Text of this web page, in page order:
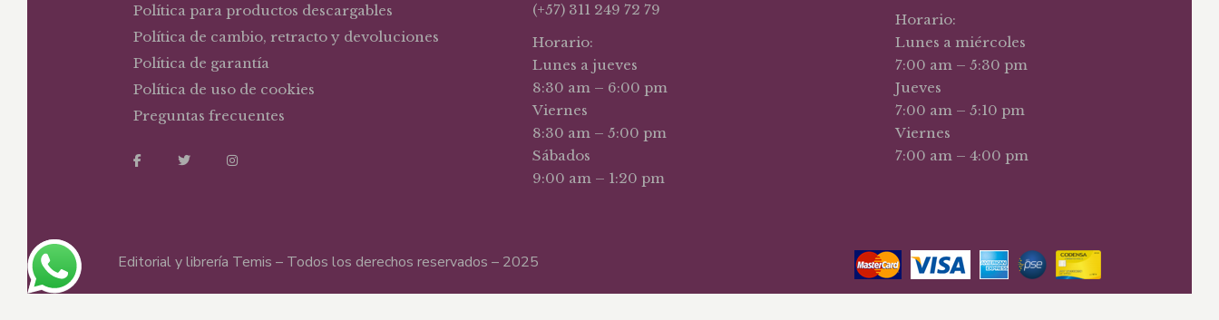
Política para productos descargables
Política de cambio, retracto y devoluciones
Política de garantía
Política de uso de cookies
Preguntas frecuentes
(+57) 311 249 72 79
Horario:
Lunes a jueves
8:30 am – 6:00 pm
Viernes
8:30 am – 5:00 pm
Sábados
9:00 am – 1:20 pm
Horario:
Lunes a miércoles
7:00 am – 5:30 pm
Jueves
7:00 am – 5:10 pm
Viernes
7:00 am – 4:00 pm
Editorial y librería Temis – Todos los derechos reservados – 2025